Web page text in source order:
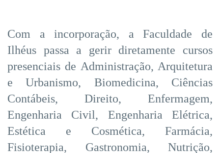
Com a incorporação, a Faculdade de
Ilhéus passa a gerir diretamente cursos
presenciais de Administração, Arquitetura
e Urbanismo, Biomedicina, Ciências
Contábeis, Direito, Enfermagem,
Engenharia Civil, Engenharia Elétrica,
Estética e Cosmética, Farmácia,
Fisioterapia, Gastronomia, Nutrição,